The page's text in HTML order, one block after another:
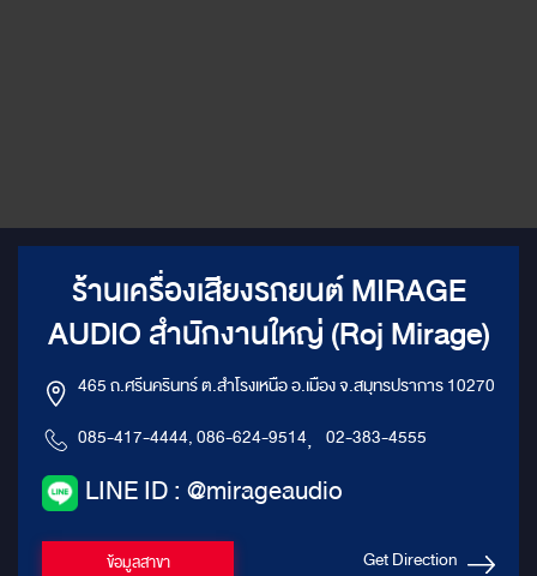
ร้านเครื่องเสียงรถยนต์ MIRAGE
AUDIO สำนักงานใหญ่ (Roj Mirage)
465 ถ.ศรีนครินทร์ ต.สำโรงเหนือ อ.เมือง จ.สมุทรปราการ 10270
085-417-4444, 086-624-9514, 02-383-4555
LINE ID : @mirageaudio
ข้อมูลสาขา Get Direction